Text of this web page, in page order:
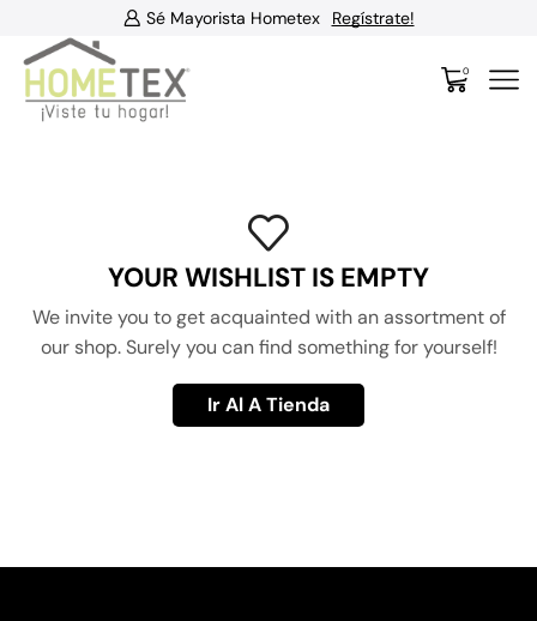
Sé Mayorista Hometex Regístrate!
0
YOUR WISHLIST IS EMPTY
We invite you to get acquainted with an assortment of
our shop. Surely you can find something for yourself!
Ir Al A Tienda